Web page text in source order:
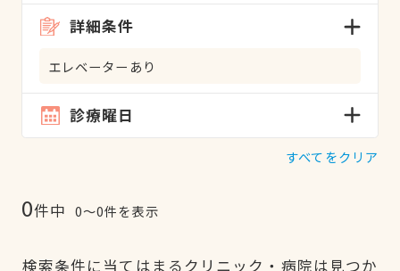
詳細条件
エレベーターあり
診療曜日
すべてをクリア
0件中 0〜0件を表示
検索条件に当てはまるクリニック・病院は見つか